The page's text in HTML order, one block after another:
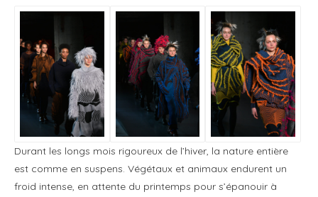
Durant les longs mois rigoureux de l’hiver, la nature entière
est comme en suspens. Végétaux et animaux endurent un
froid intense, en attente du printemps pour s’épanouir à